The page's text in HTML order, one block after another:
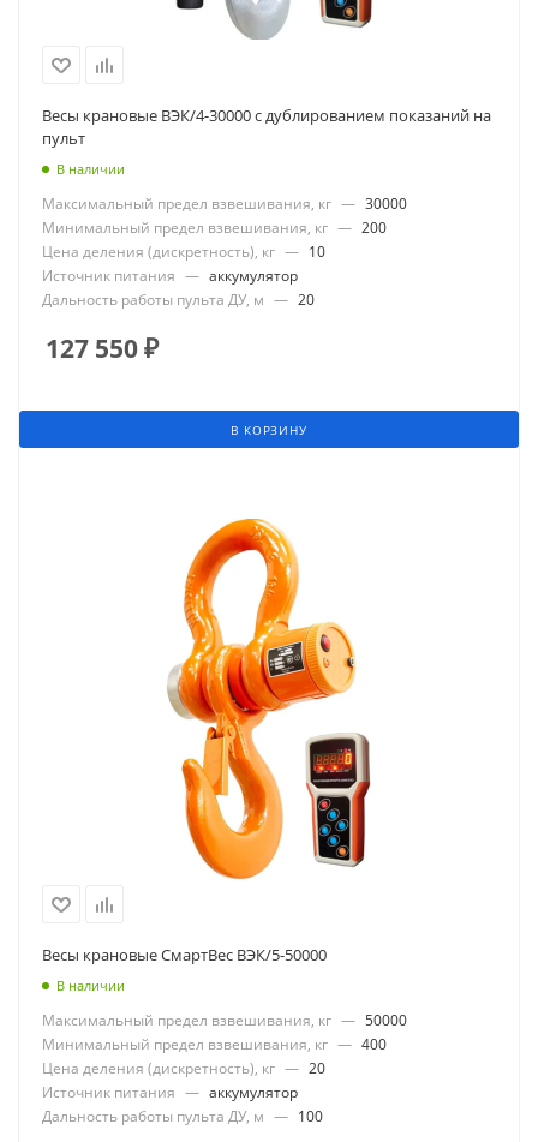
Весы крановые ВЭК/4-30000 с дублированием показаний на
пульт
В наличии
Максимальный предел взвешивания, кг — 30000
Минимальный предел взвешивания, кг — 200
Цена деления (дискретность), кг — 10
Источник питания — аккумулятор
Дальность работы пульта ДУ, м — 20
127 550₽
В КОРЗИНУ
Весы крановые СмартВес ВЭК/5-50000
В наличии
Максимальный предел взвешивания, кг — 50000
Минимальный предел взвешивания, кг — 400
Цена деления (дискретность), кг — 20
Источник питания — аккумулятор
Дальность работы пульта ДУ, м — 100